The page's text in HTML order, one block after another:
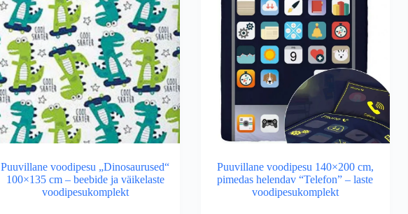
Puuvillane voodipesu „Dinosaurused“
100×135 cm – beebide ja väikelaste
voodipesukomplekt
Puuvillane voodipesu 140×200 cm,
pimedas helendav “Telefon” – laste
voodipesukomplekt